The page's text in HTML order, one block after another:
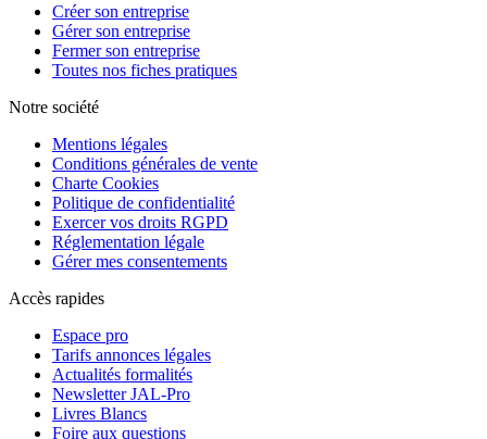
Créer son entreprise
Gérer son entreprise
Fermer son entreprise
Toutes nos fiches pratiques
Notre société
Mentions légales
Conditions générales de vente
Charte Cookies
Politique de confidentialité
Exercer vos droits RGPD
Réglementation légale
Gérer mes consentements
Accès rapides
Espace pro
Tarifs annonces légales
Actualités formalités
Newsletter JAL-Pro
Livres Blancs
Foire aux questions